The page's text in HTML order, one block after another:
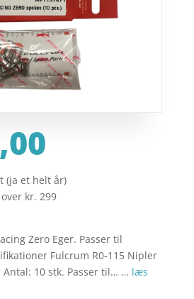
(ja et helt år)
kr. 299
Zero Eger. Passer til
Fulcrum R0-115 Nipler
Antal: 10 stk. Passer til… … læs